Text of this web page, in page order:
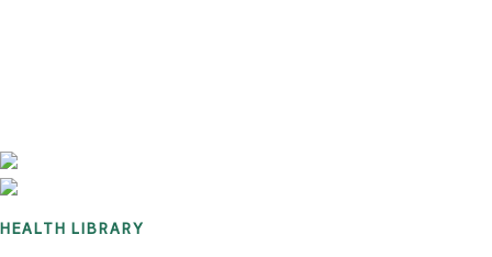
HEALTH LIBRARY